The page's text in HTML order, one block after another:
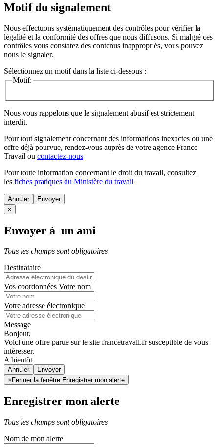
Motif du signalement
Nous effectuons systématiquement des contrôles pour vérifier la
légalité et la conformité des offres que nous diffusons. Si malgré ces
contrôles vous constatez des contenus inappropriés, vous pouvez
nous le signaler.
Sélectionnez un motif dans la liste ci-dessous :
Motif:
Nous vous rappelons que le signalement abusif est strictement
interdit.
Pour tout signalement concernant des informations inexactes ou une
offre déjà pourvue, rendez-vous auprès de votre agence France
Travail ou contactez-nous
Pour toute information concernant le droit du travail, consultez
les fiches pratiques du Ministère du travail
Annuler
×
Envoyer à un ami
Tous les champs sont obligatoires
Destinataire
Vos coordonnées Votre nom
Votre adresse électronique
Message
Bonjour,
Voici une offre parue sur le site francetravail.fr susceptible de vous
intéresser.
A bientôt.
Annuler
× Fermer la fenêtre Enregistrer mon alerte
Enregistrer mon alerte
Tous les champs sont obligatoires
Nom de mon alerte